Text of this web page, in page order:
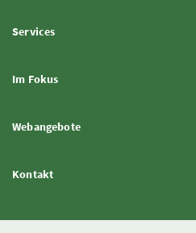
ServicesInhalt aufklappen
Im FokusInhalt aufklappen
WebangeboteInhalt aufklappen
KontaktInhalt aufklappen